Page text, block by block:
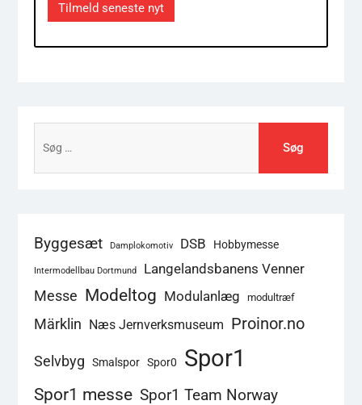
Tilmeld seneste nyt
efter:
Byggesæt Damplokomotiv DSB Hobbymesse
Intermodellbau Dortmund
Langelandsbanens Venner
Messe Modeltog Modulanlæg modultræf
Märklin Næs Jernverksmuseum Proinor.no
Selvbyg Smalspor Spor0 Spor1
Spor1 messe Spor1 Team Norway